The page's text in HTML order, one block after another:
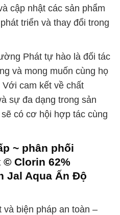
cập nhật các sản phẩm
triển và thay đổi trong
Phát tự hào là đối tác
và mong muốn cùng họ
cam kết về chất
sự đa dạng trong sản
có cơ hội hợp tác cùng
~ phân phối
© Clorin 62%
Jal Aqua Ấn Độ
và biện pháp an toàn –